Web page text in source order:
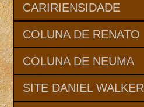
CARIRIENSIDADE
COLUNA DE RENATO
COLUNA DE NEUMA
SITE DANIEL WALKER